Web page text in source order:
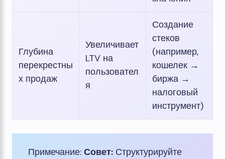
Глубина
перекрестны
х продаж
Увеличивает
LTV на
пользовател
я
Создание
стеков
(например,
кошелек →
биржа →
налоговый
инструмент)
Примечание: Совет: Структурируйте